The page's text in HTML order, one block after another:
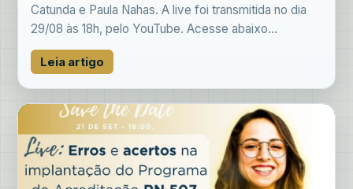
Catunda e Paula Nahas. A live foi transmitida no dia
29/08 às 18h, pelo YouTube. Acesse abaixo...
Leia artigo